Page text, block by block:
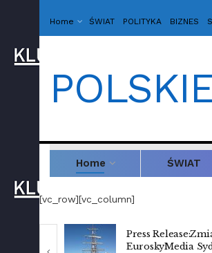
Home ŚWIAT POLITYKA BIZNES
Home ŚWIAT
[vc_row][vc_column]
ONET.pl : Włosi
Anglia przegrała